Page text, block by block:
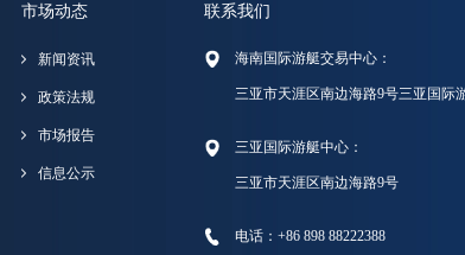
市场动态
新闻资讯
政策法规
市场报告
信息公示
联系我们
海南国际游艇交易中心：
三亚市天涯区南边海路9号三亚国际
三亚国际游艇中心：
三亚市天涯区南边海路9号
电话：+86 898 88222388